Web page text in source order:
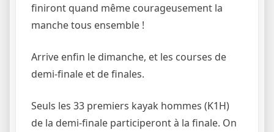
finiront quand même courageusement la
manche tous ensemble !
Arrive enfin le dimanche, et les courses de
demi-finale et de finales.
Seuls les 33 premiers kayak hommes (K1H)
de la demi-finale participeront à la finale. On